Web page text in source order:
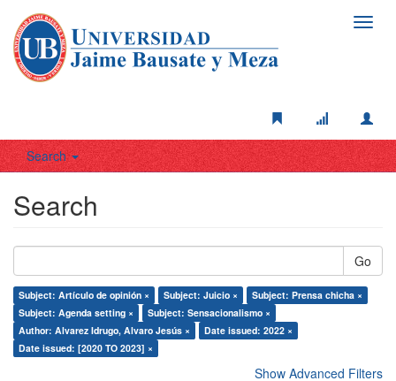
Search
Search
Go
Subject: Artículo de opinión × Subject: Juicio ×
Subject: Prensa chicha ×
Subject: Agenda setting ×
Subject: Sensacionalismo ×
Author: Alvarez Idrugo, Alvaro Jesús ×
Date issued: 2022 ×
Date issued: [2020 TO 2023] ×
Show Advanced Filters